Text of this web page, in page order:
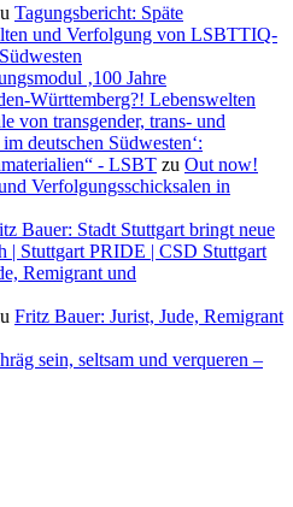
Tagungsbericht: Späte
und Verfolgung von LSBTTIQ-
‚100 Jahre
Württemberg?! Lebenswelten
von transgender, trans- und
deutschen Südwesten‘:
- LSBT zu Out now!
Verfolgungsschicksalen in
Bauer: Stadt Stuttgart bringt neue
| Stuttgart PRIDE | CSD Stuttgart
Remigrant und
Fritz Bauer: Jurist, Jude, Remigrant
sein, seltsam und verqueren –